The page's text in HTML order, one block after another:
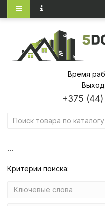
Время
+375 (44)
...
Критерии поиска: